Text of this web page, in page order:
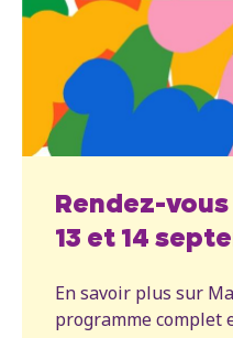
Rendez-
13 et 14
En savoir plus sur
programme complet